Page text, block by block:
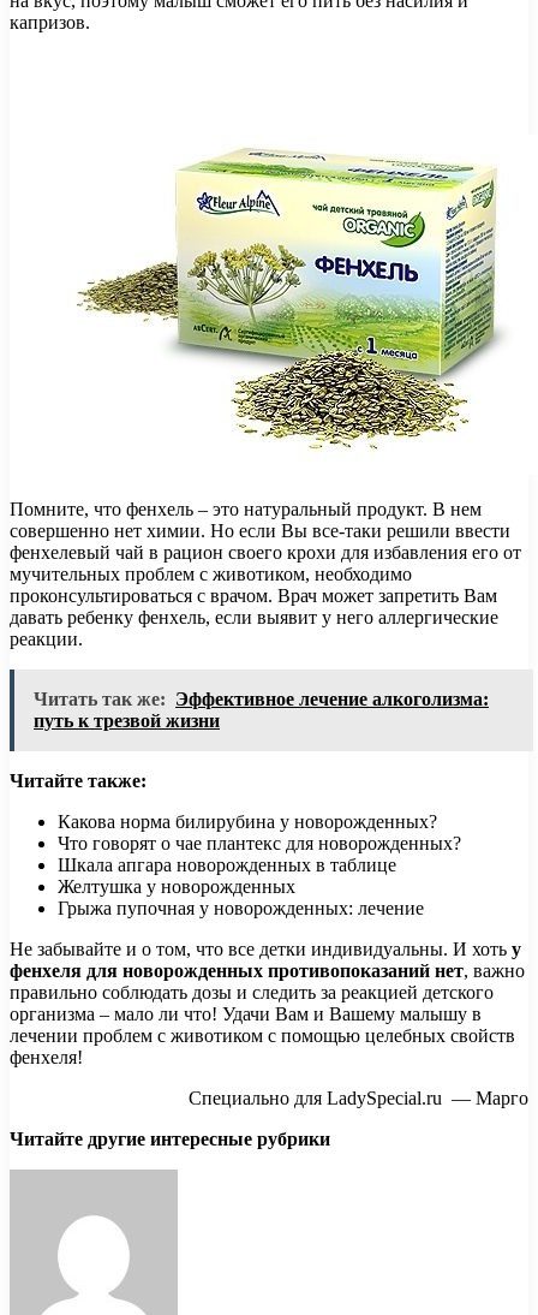
капризов.
Помните, что фенхель – это натуральный продукт. В нем
совершенно нет химии. Но если Вы все-таки решили ввести
фенхелевый чай в рацион своего крохи для избавления его от
мучительных проблем с животиком, необходимо
проконсультироваться с врачом. Врач может запретить Вам
давать ребенку фенхель, если выявит у него аллергические
реакции.
Читать так же: Эффективное лечение алкоголизма:
путь к трезвой жизни
Читайте также:
Какова норма билирубина у новорожденных?
Что говорят о чае плантекс для новорожденных?
Шкала апгара новорожденных в таблице
Желтушка у новорожденных
Грыжа пупочная у новорожденных: лечение
Не забывайте и о том, что все детки индивидуальны. И хоть у
фенхеля для новорожденных противопоказаний нет, важно
правильно соблюдать дозы и следить за реакцией детского
организма – мало ли что! Удачи Вам и Вашему малышу в
лечении проблем с животиком с помощью целебных свойств
фенхеля!
Специально для LadySpecial.ru — Марго
Читайте другие интересные рубрики